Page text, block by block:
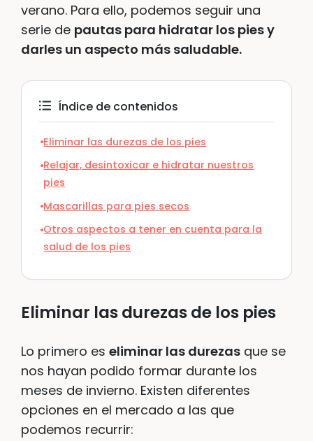
verano. Para ello, podemos seguir una
serie de pautas para hidratar los pies y
darles un aspecto más saludable.
Índice de contenidos
Eliminar las durezas de los pies
Relajar, desintoxicar e hidratar nuestros
pies
Mascarillas para pies secos
Otros aspectos a tener en cuenta para la
salud de los pies
Eliminar las durezas de los pies
Lo primero es eliminar las durezas que se
nos hayan podido formar durante los
meses de invierno. Existen diferentes
opciones en el mercado a las que
podemos recurrir: